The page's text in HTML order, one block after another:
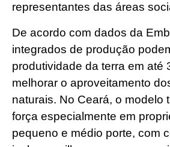
representantes das áreas
De acordo com dados da
integrados de produção
produtividade da terra em até
melhorar o aproveitamento
naturais. No Ceará, o modelo
força especialmente em
pequeno e médio porte, com